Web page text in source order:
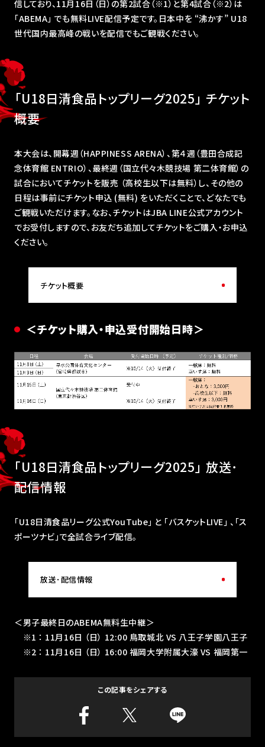
信しており、11月16日（日）の第2試合（※1）と第4試合（※2）は
「ABEMA」 でも無料LIVE配信予定です。日本中を “沸かす” U18
世代国内最高峰の戦いを配信でもご観戦ください。
「U18日清食品トップリーグ2025｣ チケット
概要
本大会は、開幕週（HAPPINESS ARENA）、第４週（豊田合成記
念体育館 ENTRIO）、最終週（国立代々木競技場 第二体育館）の
試合においてチケットを販売 （高校生以下は無料）し、その他の
日程は事前にチケット申込 (無料) をいただくことで、どなたでも
ご観戦いただけます。なお、チケットはJBA LINE公式アカウント
でお受付しますので、お友だち追加してチケットをご購入・お申込
ください。
チケット概要
＜チケット購入・申込受付開始日時＞
｢U18日清食品トップリーグ2025｣ 放送･
配信情報
｢U18日清食品リーグ公式YouTube｣ と ｢バスケットLIVE｣ 、「ス
ポーツナビ」で全試合ライブ配信。
放送･配信情報
＜男子最終日のABEMA無料生中継＞
※1 ： 11月16日 （日） 12:00 鳥取城北 VS 八王子学園八王子
※2 ： 11月16日 （日） 16:00 福岡大学附属大濠 VS 福岡第一
この記事をシェアする